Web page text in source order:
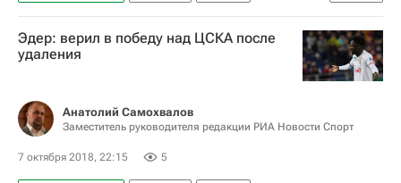
Португалия
Эдер: верил в победу над ЦСКА после
удаления
Анатолий Самохвалов
Заместитель руководителя редакции РИА Новости Спорт
7 октября 2018, 22:15 5